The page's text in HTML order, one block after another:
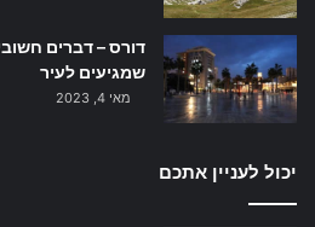
דורס – דברים
שמגיעים לעיר
מאי 4, 2023
יכול לעניין אתכם